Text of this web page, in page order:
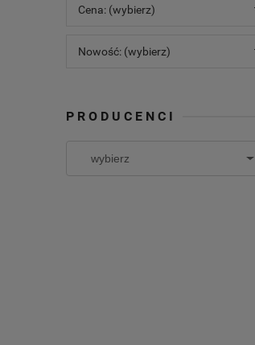
Cena: (wybierz)
Nowość: (wybierz)
PRODUCENCI